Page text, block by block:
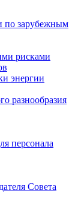
по зарубежным
рисками
энергии
разнообразия
персонала
Совета